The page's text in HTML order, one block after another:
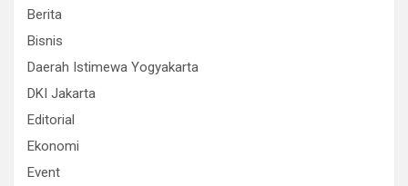
Berita
Bisnis
Daerah Istimewa Yogyakarta
DKI Jakarta
Editorial
Ekonomi
Event